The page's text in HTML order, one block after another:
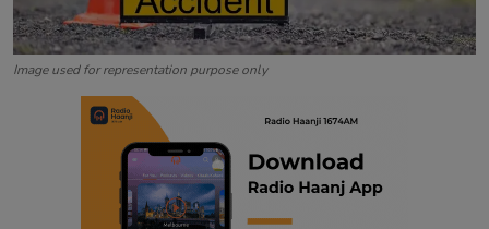
Image used for representation purpose only